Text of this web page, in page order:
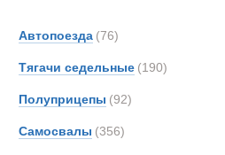
Автопоезда (76)
Тягачи седельные (190)
Полуприцепы (92)
Самосвалы (356)